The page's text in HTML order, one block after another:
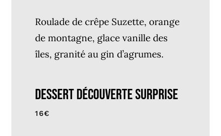
Roulade de crêpe Suzette, orange
de montagne, glace vanille des
îles, granité au gin d’agrumes.
Dessert Découverte Surprise
16€